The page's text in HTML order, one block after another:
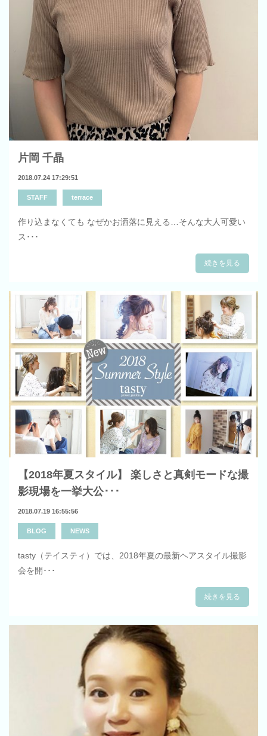
片岡 千晶
2018.07.24 17:29:51
STAFF terrace
作り込まなくても なぜかお洒落に見える…そんな大人可愛い
ス･･･
続きを見る
【2018年夏スタイル】 楽しさと真剣モードな撮
影現場を一挙大公･･･
2018.07.19 16:55:56
BLOG NEWS
tasty（テイスティ）では、2018年夏の最新ヘアスタイル撮影
会を開･･･
続きを見る